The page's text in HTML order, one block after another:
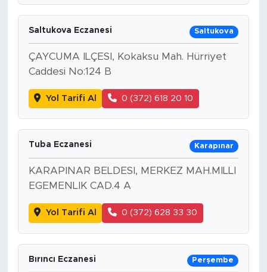
Saltukova Eczanesi Saltukova
ÇAYCUMA ILÇESI, Kokaksu Mah. Hürriyet
Caddesi No:124 B
Yol Tarifi Al 0 (372) 618 20 10
Tuba Eczanesi Karapınar
KARAPINAR BELDESI, MERKEZ MAH.MILLI
EGEMENLIK CAD.4 A
Yol Tarifi Al 0 (372) 628 33 30
Bırıncı Eczanesi Perşembe